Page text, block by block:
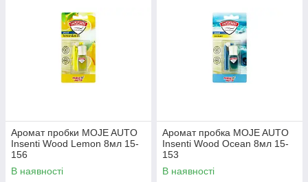
Аромат пробки MOJE AUTO
Insenti Wood Lemon 8мл 15-
156
В наявності
Аромат пробка MOJE AUTO
Insenti Wood Ocean 8мл 15-
153
В наявності